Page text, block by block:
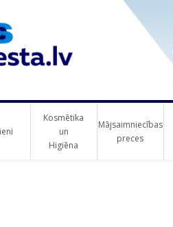
Kosmētika
un
Higiēna
Mājsaimniecības
preces